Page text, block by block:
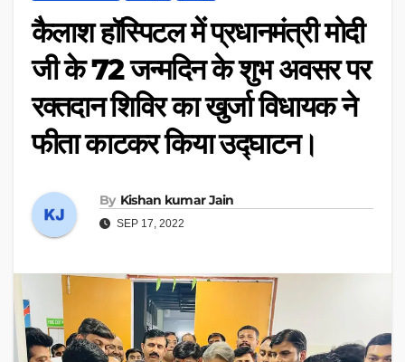
कैलाश हॉस्पिटल में प्रधानमंत्री मोदी
जी के 72 जन्मदिन के शुभ अवसर पर
रक्तदान शिविर का खुर्जा विधायक ने
फीता काटकर किया उद्घाटन।
By Kishan kumar Jain
SEP 17, 2022